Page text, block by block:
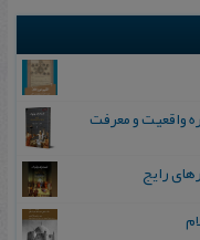
واقعیت و معرفت
رایج